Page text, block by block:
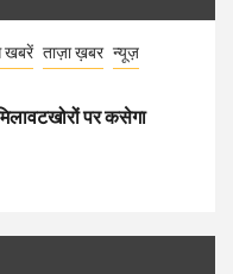
खबरें ताज़ा ख़बर न्यूज़
पर कसेगा